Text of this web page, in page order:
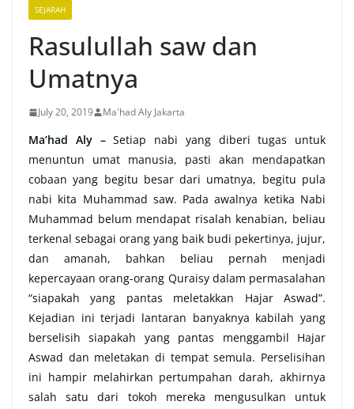
SEJARAH
Rasulullah saw dan
Umatnya
July 20, 2019 Ma'had Aly Jakarta
Ma’had Aly –Setiap nabi yang diberi tugas untuk
menuntun umat manusia, pasti akan mendapatkan
cobaan yang begitu besar dari umatnya, begitu pula
nabi kita Muhammad saw. Pada awalnya ketika Nabi
Muhammad belum mendapat risalah kenabian, beliau
terkenal sebagai orang yang baik budi pekertinya, jujur,
dan amanah, bahkan beliau pernah menjadi
kepercayaan orang-orang Quraisy dalam permasalahan
“siapakah yang pantas meletakkan Hajar Aswad”.
Kejadian ini terjadi lantaran banyaknya kabilah yang
berselisih siapakah yang pantas menggambil Hajar
Aswad dan meletakan di tempat semula. Perselisihan
ini hampir melahirkan pertumpahan darah, akhirnya
salah satu dari tokoh mereka mengusulkan untuk